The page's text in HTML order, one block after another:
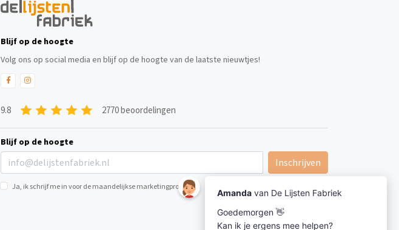
Blijf op de hoogte
Volg ons op social media en blijf op de hoogte van de laatste nieuwtjes!
9.8 2770 beoordelingen
Blijf op de hoogte
Inschrijven
Ja, ik schrijf me in voor de maandelijkse marketingpromoties